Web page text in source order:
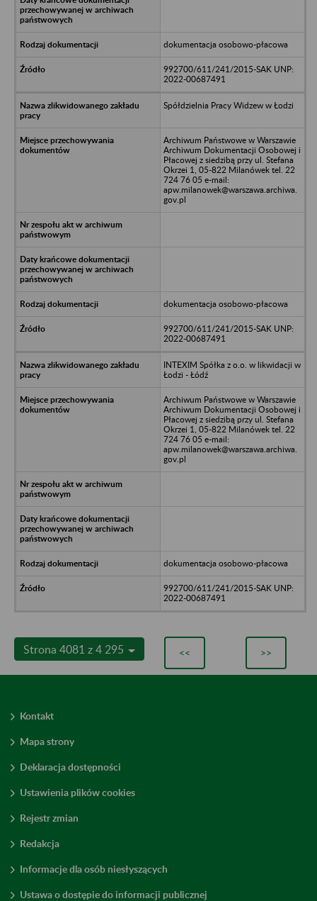
dokumentacja osobowo-płacowa
992700/611/241/2015-SAK UNP:
2022-00687491
Spółdzielnia Pracy Widzew w Łodzi
Archiwum Państwowe w Warszawie
Archiwum Dokumentacji Osobowej i
Płacowej z siedzibą przy ul. Stefana
Okrzei 1, 05-822 Milanówek tel. 22
724 76 05 e-mail:
apw.milanowek@warszawa.archiwa.
gov.pl
dokumentacja osobowo-płacowa
992700/611/241/2015-SAK UNP:
2022-00687491
INTEXIM Spółka z o.o. w likwidacji w
Łodzi - Łódź
Archiwum Państwowe w Warszawie
Archiwum Dokumentacji Osobowej i
Płacowej z siedzibą przy ul. Stefana
Okrzei 1, 05-822 Milanówek tel. 22
724 76 05 e-mail:
apw.milanowek@warszawa.archiwa.
gov.pl
dokumentacja osobowo-płacowa
992700/611/241/2015-SAK UNP:
2022-00687491
Strona 4081 z 4 295 << >>
Kontakt
Mapa strony
Deklaracja dostępności
Ustawienia plików cookies
Rejestr zmian
Redakcja
Informacje dla osób niesłyszących
Ustawa o dostępie do informacji publicznej